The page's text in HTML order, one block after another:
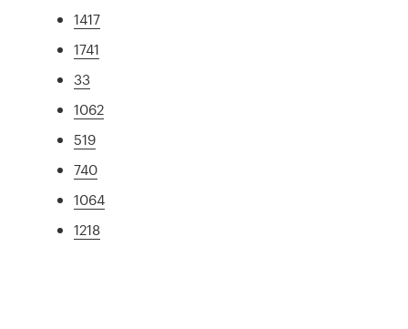
1417
1741
33
1062
519
740
1064
1218